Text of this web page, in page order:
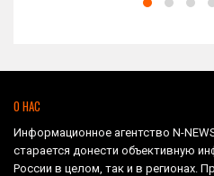
О НАС
Информационное агентство N-
старается донести объективную
России в целом, так и в регионах.